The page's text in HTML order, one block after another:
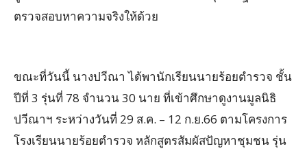
ตรวจสอบหาความจริงให้ด้วย
ขณะที่วันนี้ นางปวีณา ได้พานักเรียนนายร้อยตำรวจ ชั้น
ปีที่ 3 รุ่นที่ 78 จำนวน 30 นาย ที่เข้าศึกษาดูงานมูลนิธิ
ปวีณาฯ ระหว่างวันที่ 29 ส.ค. – 12 ก.ย.66 ตามโครงการ
โรงเรียนนายร้อยตำรวจ หลักสูตรสัมผัสปัญหาชุมชน รุ่น